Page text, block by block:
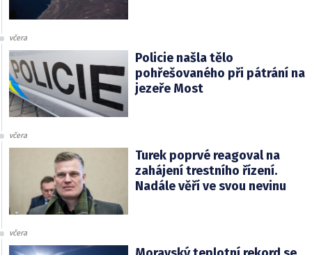
včera
Policie našla tělo
pohřešovaného při pátrání na
jezeře Most
včera
Turek poprvé reagoval na
zahájení trestního řízení.
Nadále věří ve svou nevinu
včera